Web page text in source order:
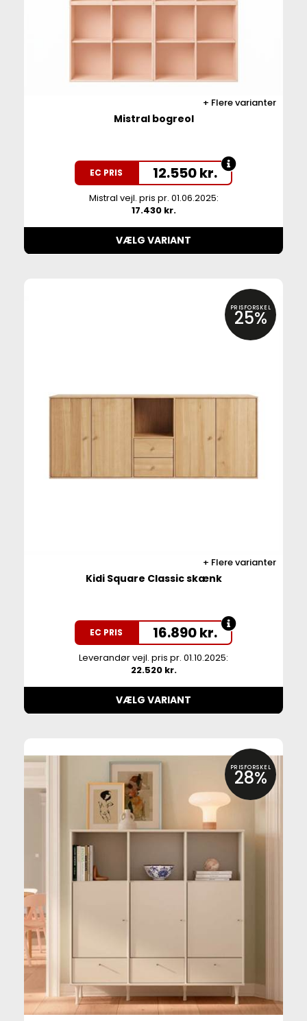
Flere varianter
Mistral bogreol
EC PRIS 12.550kr.
Mistral vejl. pris pr. 01.06.2025:
17.430 kr.
VÆLG VARIANT
PRISFORSKEL
25%
Flere varianter
Kidi Square Classic skænk
EC PRIS 16.890kr.
Leverandør vejl. pris pr. 01.10.2025:
22.520 kr.
VÆLG VARIANT
PRISFORSKEL
28%